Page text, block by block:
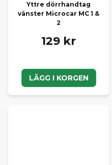
Yttre dörrhandtag
vänster Microcar MC 1 &
2
129 kr
LÄGG I KORGEN